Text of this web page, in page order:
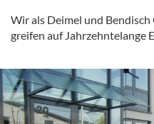
Wir als Deimel und
greifen auf Jahrzehntelange